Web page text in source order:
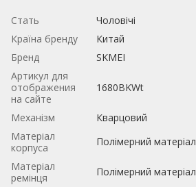
Стать
Чоловічі
Країна бренду
Китай
Бренд
SKMEI
Артикул для
отображения
на сайте
1680BKWt
Механізм
Кварцовий
Матеріал
корпуса
Полімерний матеріал
Матеріал
ремінця
Полімерний матеріал